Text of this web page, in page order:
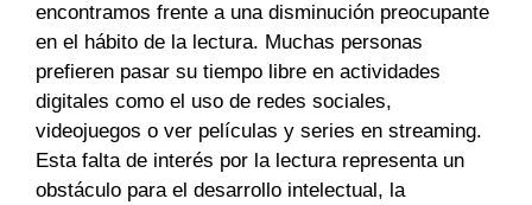
encontramos frente a una disminución preocupante
en el hábito de la lectura. Muchas personas
prefieren pasar su tiempo libre en actividades
digitales como el uso de redes sociales,
videojuegos o ver películas y series en streaming.
Esta falta de interés por la lectura representa un
obstáculo para el desarrollo intelectual, la